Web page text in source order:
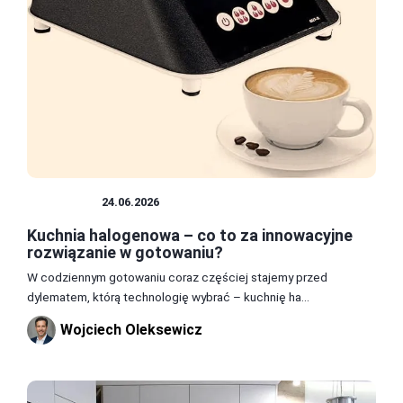
24.06.2026
Kuchnia halogenowa – co to za innowacyjne
rozwiązanie w gotowaniu?
W codziennym gotowaniu coraz częściej stajemy przed
dylematem, którą technologię wybrać – kuchnię ha...
Wojciech Oleksewicz